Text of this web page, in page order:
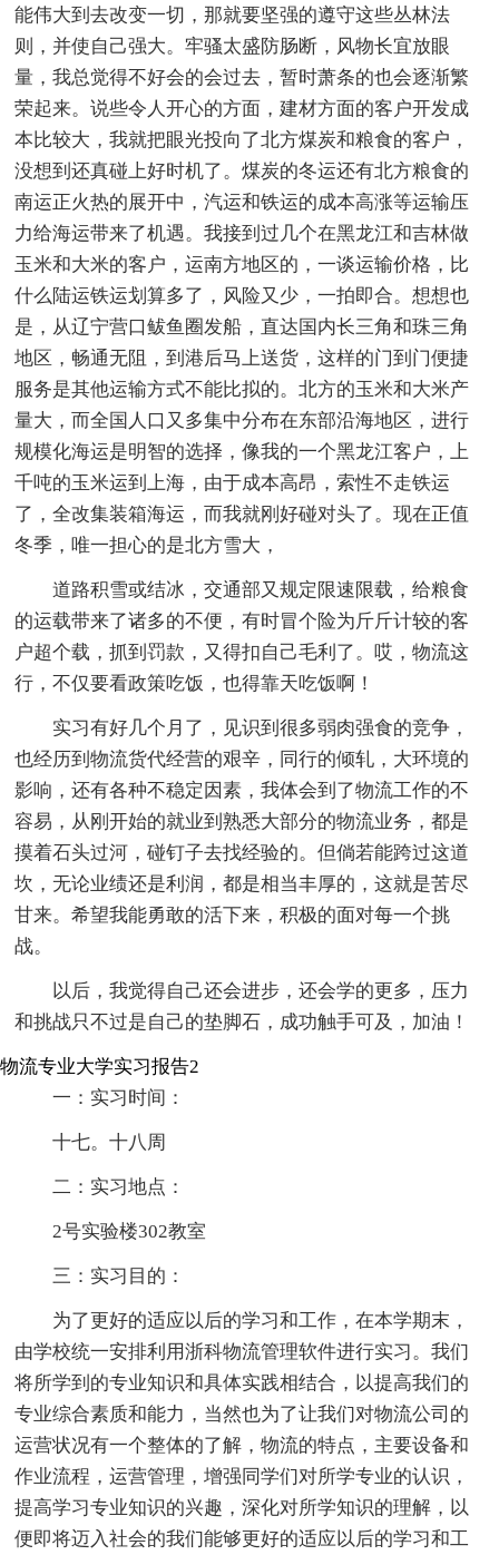
能伟大到去改变一切，那就要坚强的遵守这些丛林法
则，并使自己强大。牢骚太盛防肠断，风物长宜放眼
量，我总觉得不好会的会过去，暂时萧条的也会逐渐繁
荣起来。说些令人开心的方面，建材方面的客户开发成
本比较大，我就把眼光投向了北方煤炭和粮食的客户，
没想到还真碰上好时机了。煤炭的冬运还有北方粮食的
南运正火热的展开中，汽运和铁运的成本高涨等运输压
力给海运带来了机遇。我接到过几个在黑龙江和吉林做
玉米和大米的客户，运南方地区的，一谈运输价格，比
什么陆运铁运划算多了，风险又少，一拍即合。想想也
是，从辽宁营口鲅鱼圈发船，直达国内长三角和珠三角
地区，畅通无阻，到港后马上送货，这样的门到门便捷
服务是其他运输方式不能比拟的。北方的玉米和大米产
量大，而全国人口又多集中分布在东部沿海地区，进行
规模化海运是明智的选择，像我的一个黑龙江客户，上
千吨的玉米运到上海，由于成本高昂，索性不走铁运
了，全改集装箱海运，而我就刚好碰对头了。现在正值
冬季，唯一担心的是北方雪大，
道路积雪或结冰，交通部又规定限速限载，给粮食
的运载带来了诸多的不便，有时冒个险为斤斤计较的客
户超个载，抓到罚款，又得扣自己毛利了。哎，物流这
行，不仅要看政策吃饭，也得靠天吃饭啊！
实习有好几个月了，见识到很多弱肉强食的竞争，
也经历到物流货代经营的艰辛，同行的倾轧，大环境的
影响，还有各种不稳定因素，我体会到了物流工作的不
容易，从刚开始的就业到熟悉大部分的物流业务，都是
摸着石头过河，碰钉子去找经验的。但倘若能跨过这道
坎，无论业绩还是利润，都是相当丰厚的，这就是苦尽
甘来。希望我能勇敢的活下来，积极的面对每一个挑
战。
以后，我觉得自己还会进步，还会学的更多，压力
和挑战只不过是自己的垫脚石，成功触手可及，加油！
物流专业大学实习报告2
一：实习时间：
十七。十八周
二：实习地点：
2号实验楼302教室
三：实习目的：
为了更好的适应以后的学习和工作，在本学期末，
由学校统一安排利用浙科物流管理软件进行实习。我们
将所学到的专业知识和具体实践相结合，以提高我们的
专业综合素质和能力，当然也为了让我们对物流公司的
运营状况有一个整体的了解，物流的特点，主要设备和
作业流程，运营管理，增强同学们对所学专业的认识，
提高学习专业知识的兴趣，深化对所学知识的理解，以
便即将迈入社会的我们能够更好的适应以后的学习和工